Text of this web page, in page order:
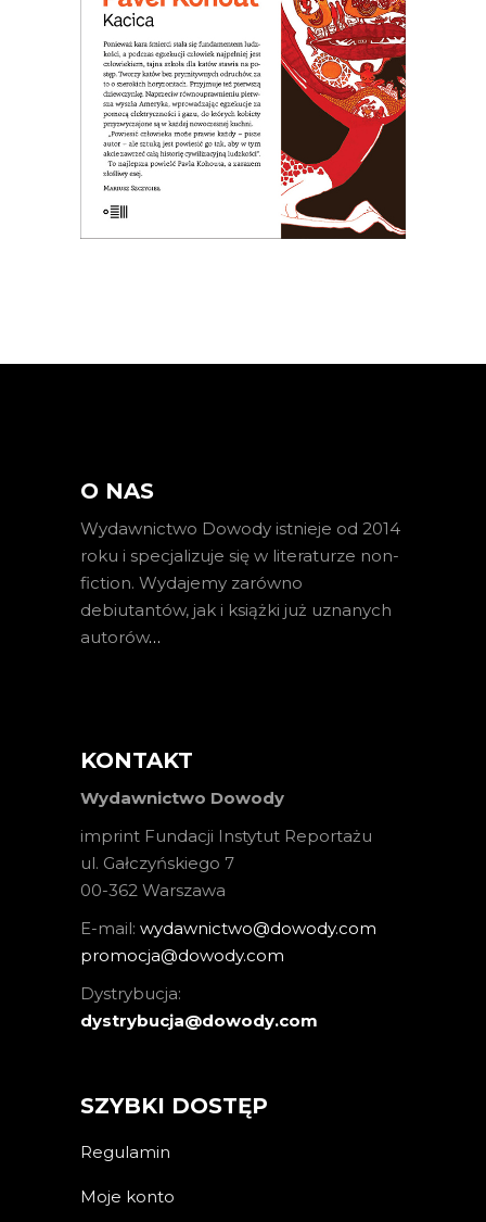
E-BOOK DO KOSZYKA
48.00 31.20zł
KSIĄŻKA DO KOSZYKA
O NAS
Wydawnictwo Dowody istnieje od 2014
roku i specjalizuje się w literaturze non-
fiction. Wydajemy zarówno
debiutantów, jak i książki już uznanych
autorów…
KONTAKT
Wydawnictwo Dowody
imprint Fundacji Instytut Reportażu
ul. Gałczyńskiego 7
00-362 Warszawa
E-mail: wydawnictwo@dowody.com
promocja@dowody.com
Dystrybucja:
dystrybucja@dowody.com
SZYBKI DOSTĘP
Regulamin
Moje konto